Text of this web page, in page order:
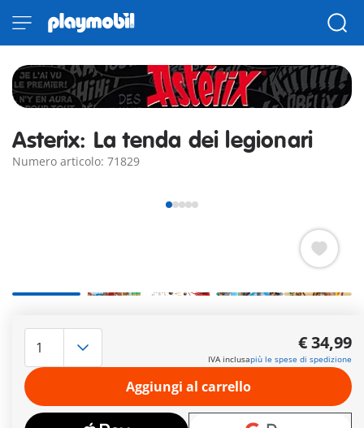
Asterix: La tenda dei legionari
Numero articolo: 71829
Playmobil Asterix! Scoprite la loro vita quotidiana mentre
organizzano campagne militari, pianificano conquiste e si
preparano a epiche battaglie contro i Galli.
Ulteriori informazioni
Spedizione gratuitaper ordini da49,90€
€ 34,99
IVA inclusapiù le spese di spedizione
Aggiungi al carrello